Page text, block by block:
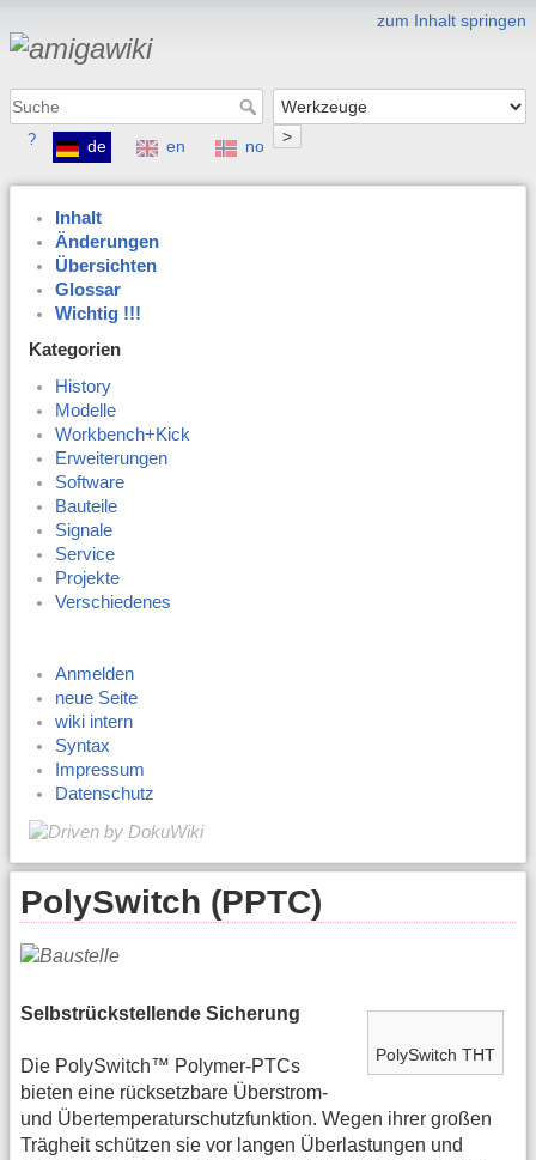
zum Inhalt springen
>
? de en no
Inhalt
Änderungen
Übersichten
Glossar
Wichtig !!!
Kategorien
History
Modelle
Workbench+Kick
Erweiterungen
Software
Bauteile
Signale
Service
Projekte
Verschiedenes
Anmelden
neue Seite
wiki intern
Syntax
Impressum
Datenschutz
PolySwitch (PPTC)
PolySwitch THT
Selbstrückstellende Sicherung
Die PolySwitch™ Polymer-PTCs
bieten eine rücksetzbare Überstrom-
und Übertemperaturschutzfunktion. Wegen ihrer großen
Trägheit schützen sie vor langen Überlastungen und